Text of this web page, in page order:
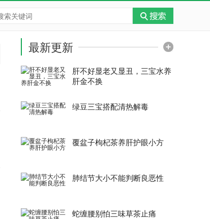
最新更新
肝不好显老又显丑，三宝水养
肝金不换
绿豆三宝搭配清热解毒
覆盆子枸杞茶养肝护眼小方
肺结节大小不能判断良恶性
蛇缠腰别怕三味草茶止痛